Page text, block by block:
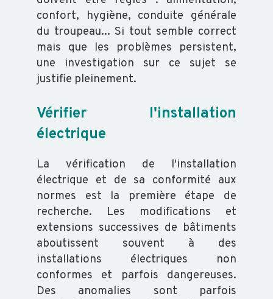
RAPPORT
D'ACTIVITÉ
INFO
ORGANISATION
GARANTIE
FORMATION
confort, hygiène, conduite générale
du troupeau... Si tout semble correct
mais que les problèmes persistent,
une investigation sur ce sujet se
justifie pleinement.
Vérifier l'installation
électrique
La vérification de l'installation
électrique et de sa conformité aux
normes est la première étape de
recherche. Les modifications et
extensions successives de bâtiments
aboutissent souvent à des
installations électriques non
conformes et parfois dangereuses.
Des anomalies sont parfois